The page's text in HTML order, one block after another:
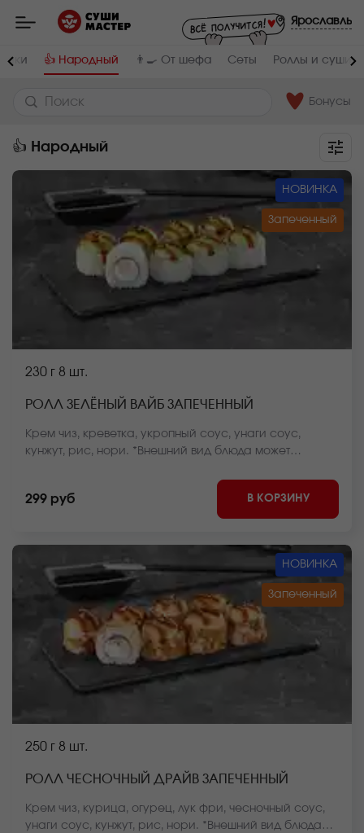
Мастер
заказ
доставка
суши,
роллов,
WOK
Ярославль
👍 Народный 👨‍🍳 От шефа Сеты Роллы и суши
Бонусы
👍 Народный
НОВИНКА
Запеченный
230 г 8 шт.
РОЛЛ ЗЕЛЁНЫЙ ВАЙБ ЗАПЕЧЕННЫЙ
Крем чиз, креветка, укропный соус, унаги соус,
кунжут, рис, нори. *Внешний вид блюда может
299 руб В КОРЗИНУ
НОВИНКА
Запеченный
250 г 8 шт.
РОЛЛ ЧЕСНОЧНЫЙ ДРАЙВ ЗАПЕЧЕННЫЙ
Крем чиз, курица, огурец, лук фри, чесночный соус,
унаги соус, кунжут, рис, нори. *Внешний вид блюда